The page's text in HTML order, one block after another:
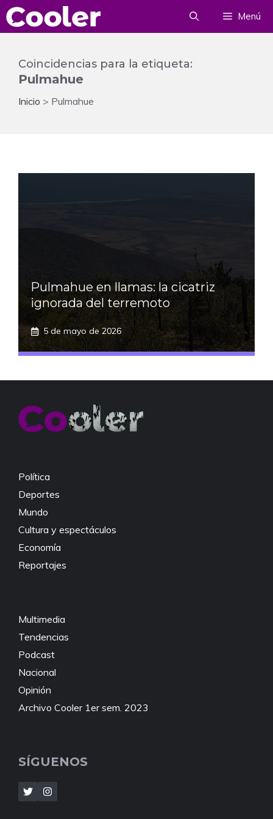
Saltar
al
Menú
Coincidencias para la etiqueta:
Pulmahue
Inicio > Pulmahue
Pulmahue en llamas: la cicatriz
ignorada del terremoto
5 de mayo de 2026
Política
Deportes
Mundo
Cultura y espectáculos
Economía
Reportajes
Multimedia
Tendencias
Podcast
Nacional
Opinión
Archivo Cooler 1er sem. 2023
SÍGUENOS